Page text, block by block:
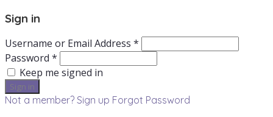
Sign in
Username or Email Address *
Password *
Keep me signed in
Not a member? Sign up Forgot Password